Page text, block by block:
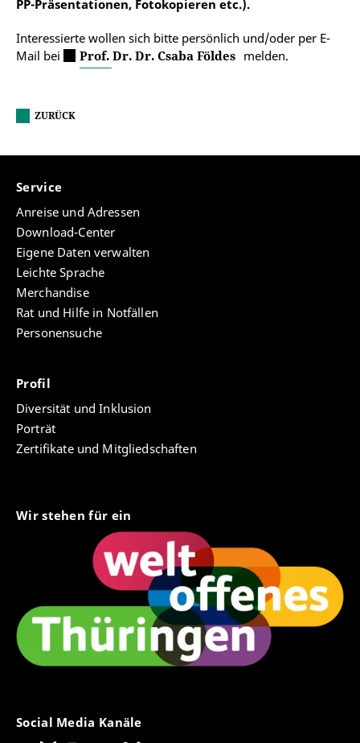
PP-Präsentationen, Fotokopieren etc.).
Interessierte wollen sich bitte persönlich und/oder per E-
Mail bei
Prof. Dr. Dr. Csaba Földes melden.
ZURÜCK
Service
Anreise und Adressen
Download-Center
Eigene Daten verwalten
Leichte Sprache
Merchandise
Rat und Hilfe in Notfällen
Personensuche
Profil
Diversität und Inklusion
Porträt
Zertifikate und Mitgliedschaften
Wir stehen für ein
Social Media Kanäle